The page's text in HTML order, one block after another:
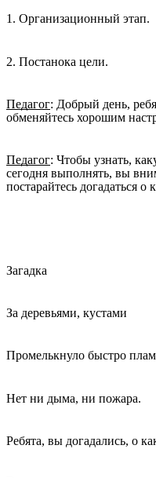
1. Организационный этап.
2. Постанока цели.
Педагог: Добрый день,
обменяйтесь хорошим
Педагог: Чтобы узнать,
сегодня выполнять, вы
постарайтесь догадаться
Загадка
За деревьями, кустами
Промелькнуло быстро
Нет ни дыма, ни пожара.
Ребята, вы догадались, о